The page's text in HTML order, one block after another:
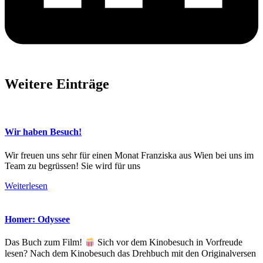
Weitere Einträge
Wir haben Besuch!
Wir freuen uns sehr für einen Monat Franziska aus Wien bei uns im
Team zu begrüssen! Sie wird für uns
Weiterlesen
Homer: Odyssee
Das Buch zum Film!
Sich vor dem Kinobesuch in Vorfreude
lesen? Nach dem Kinobesuch das Drehbuch mit den Originalversen